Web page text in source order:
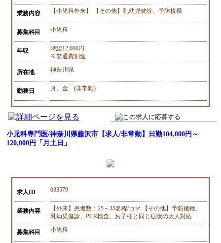
業務内容 【小児科外来】 【その他】乳幼児健診、予防接種
募集科目 小児科
年収
時給12,000円
※交通費別途
所在地 神奈川県
勤務日 月、金 (非常勤)
小児科専門医/神奈川県藤沢市【求人/非常勤】日勤104,000円～
120,000円「月土日」
求人ID 033579
業務内容
【外来】患者数：25～35名程/コマ 【その他】予防接種、
乳幼児健診、PCR検査、お子様と同じ症状の大人対応
募集科目 小児科